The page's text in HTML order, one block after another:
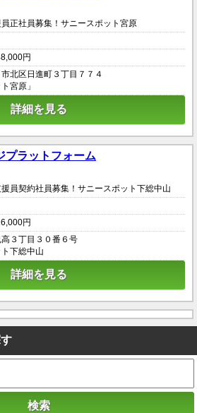
正社員募集！サニースポット宮原
円
北区日進町３丁目７７４
宮原」
詳細を見る
ラットフォーム
員契約社員募集！サニースポット下総中山
円
３丁目３０番６号
下総中山
詳細を見る